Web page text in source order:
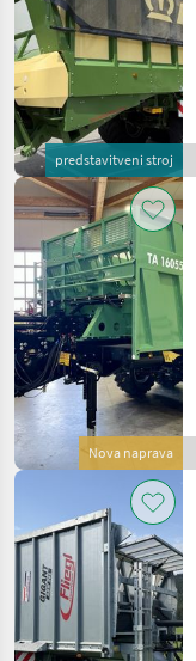
predstavitveni stroj
Nova naprava